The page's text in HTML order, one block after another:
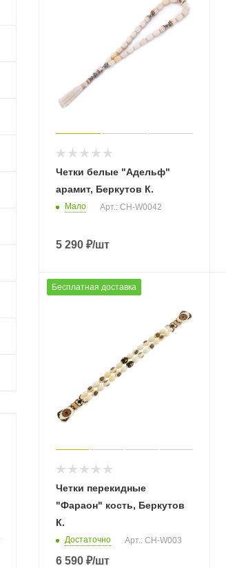
Четки белые "Адельф"
арамит, Беркутов К.
Мало Арт.: CH-W0042
5 290 ₽/шт
Бесплатная доставка
Четки перекидные
"Фараон" кость, Беркутов
К.
Достаточно Арт.: CH-W003
6 590 ₽/шт